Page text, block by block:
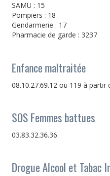
SAMU : 15
Pompiers : 18
Gendarmerie : 17
Pharmacie de garde : 3237
Enfance maltraitée
08.10.27.69.12 ou 119 à
SOS Femmes battues
03.83.32.36.36
Drogue Alcool et Tabac